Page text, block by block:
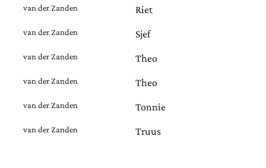
van der Zanden Riet
van der Zanden Sjef
van der Zanden Theo
van der Zanden Theo
van der Zanden Tonnie
van der Zanden Truus